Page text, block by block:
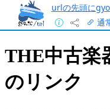
urlの先頭に
通